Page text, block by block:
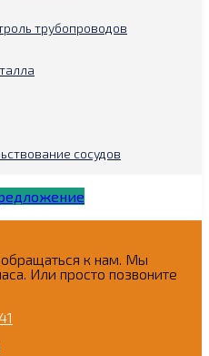
трубопроводов
сосудов
обращаться к нам. Мы
Или просто позвоните